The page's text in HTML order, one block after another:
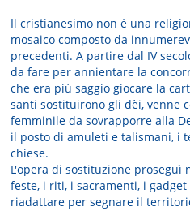
Il cristianesimo non è una
mosaico composto da
precedenti. A partire dal IV
da fare per annientare la
che era più saggio giocare la
santi sostituirono gli dèi, venne
femminile da sovrapporre alla
il posto di amuleti e talismani, i
chiese.
L'opera di sostituzione proseguì
feste, i riti, i sacramenti, i
riadattare per segnare il